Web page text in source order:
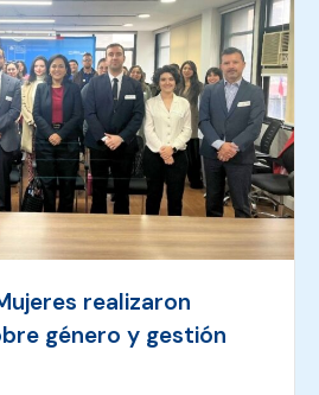
realizaron
género y gestión